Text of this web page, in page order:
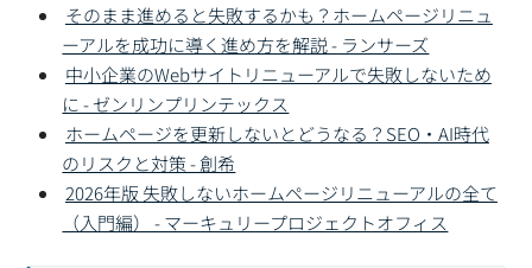
そのまま進めると失敗するかも？ホームページリニュ
ーアルを成功に導く進め方を解説 - ランサーズ
中小企業のWebサイトリニューアルで失敗しないため
に - ゼンリンプリンテックス
ホームページを更新しないとどうなる？SEO・AI時代
のリスクと対策 - 創希
2026年版 失敗しないホームページリニューアルの全て
（入門編） - マーキュリープロジェクトオフィス